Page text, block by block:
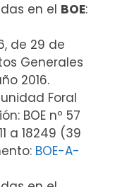
en el BOE:
de 29 de
Generales
2016.
Foral
BOE nº 57
a 18249 (39
BOE-A-